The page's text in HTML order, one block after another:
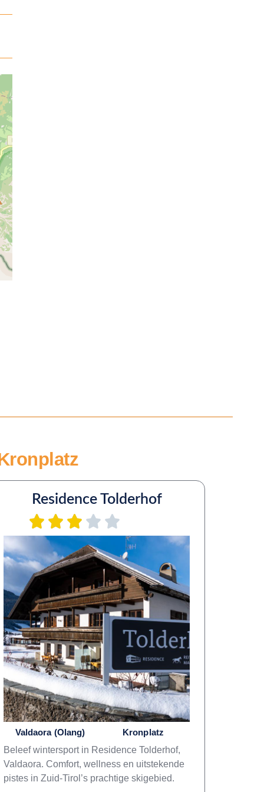
Residence Tolderhof
Valdaora (Olang)
Kronplatz
Beleef wintersport in Residence Tolderhof,
Valdaora. Comfort, wellness en uitstekende
pistes in Zuid-Tirol’s prachtige skigebied.